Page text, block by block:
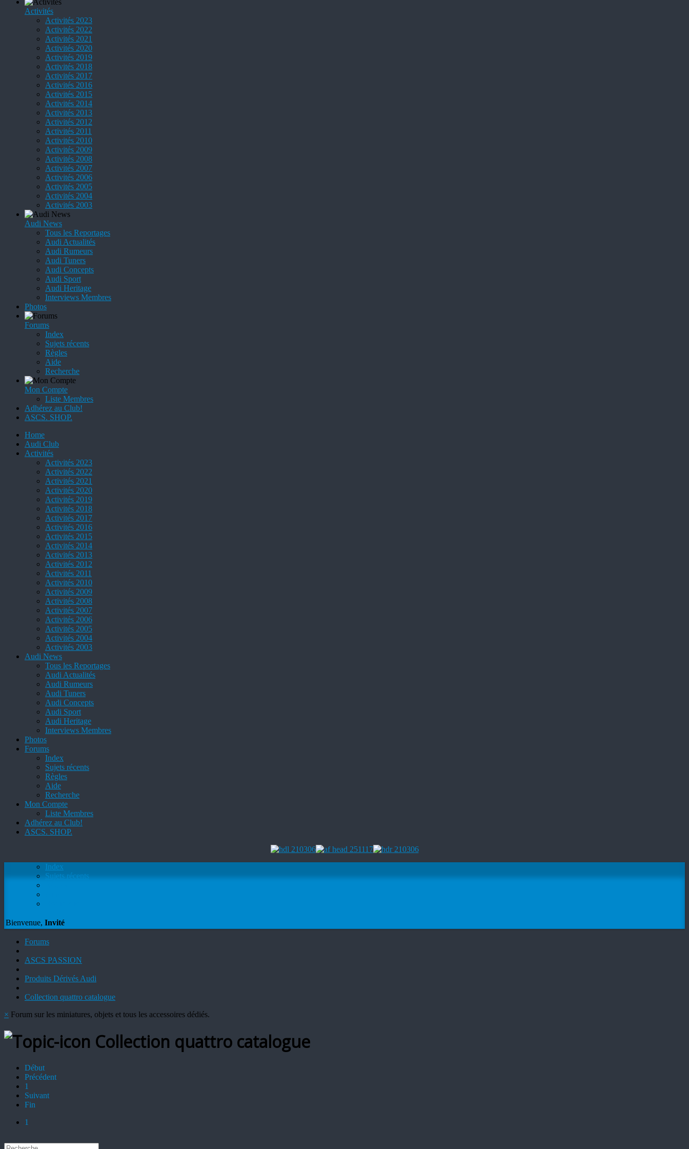
Activités
Activités 2023
Activités 2022
Activités 2021
Activités 2020
Activités 2019
Activités 2018
Activités 2017
Activités 2016
Activités 2015
Activités 2014
Activités 2013
Activités 2012
Activités 2011
Activités 2010
Activités 2009
Activités 2008
Activités 2007
Activités 2006
Activités 2005
Activités 2004
Activités 2003
Audi News
Tous les Reportages
Audi Actualités
Audi Rumeurs
Audi Tuners
Audi Concepts
Audi Sport
Audi Heritage
Interviews Membres
Photos
Forums
Index
Sujets récents
Règles
Aide
Recherche
Mon Compte
Liste Membres
Adhérez au Club!
ASCS. SHOP.
Home
Audi Club
Activités
Activités 2023
Activités 2022
Activités 2021
Activités 2020
Activités 2019
Activités 2018
Activités 2017
Activités 2016
Activités 2015
Activités 2014
Activités 2013
Activités 2012
Activités 2011
Activités 2010
Activités 2009
Activités 2008
Activités 2007
Activités 2006
Activités 2005
Activités 2004
Activités 2003
Audi News
Tous les Reportages
Audi Actualités
Audi Rumeurs
Audi Tuners
Audi Concepts
Audi Sport
Audi Heritage
Interviews Membres
Photos
Forums
Index
Sujets récents
Règles
Aide
Recherche
Mon Compte
Liste Membres
Adhérez au Club!
ASCS. SHOP.
Index
Sujets récents
Bienvenue, Invité
Forums
ASCS PASSION
Produits Dérivés Audi
Collection quattro catalogue
× Forum sur les miniatures, objets et tous les accessoires dédiés.
Collection quattro catalogue
Début
Précédent
1
Suivant
Fin
1